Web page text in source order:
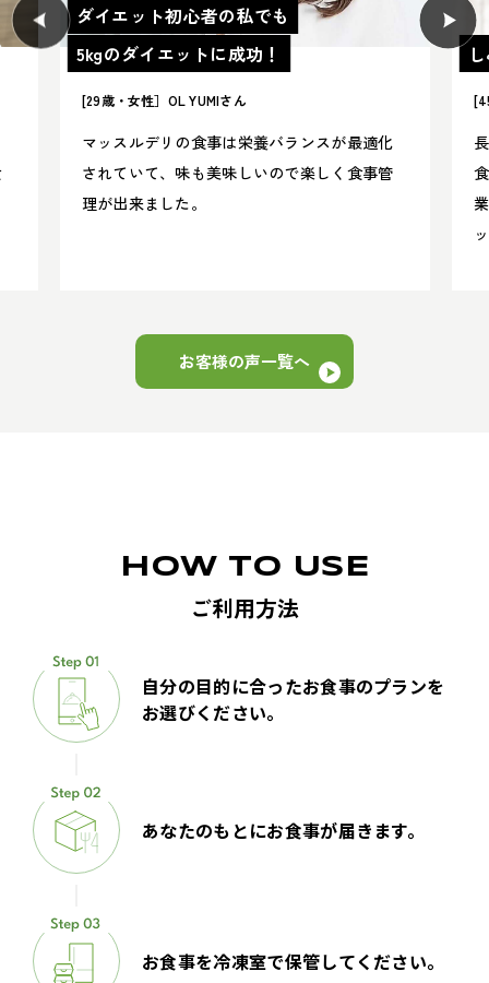
ダイエット初心者の私でも
5kgのダイエットに成功！
[29歳・女性］OL YUMIさん
マッスルデリの食事は栄養バランスが最適化
されていて、味も美味しいので楽しく食事管
理が出来ました。
お客様の声一覧へ
HOW TO USE
ご利用方法
自分の目的に合ったお食事のプランを
お選びください。
あなたのもとにお食事が届きます。
お食事を冷凍室で保管してください。